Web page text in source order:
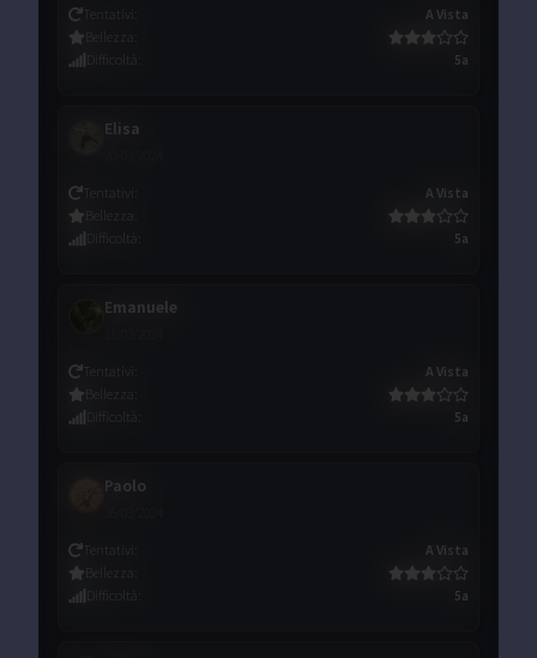
Tentativi :
A Vista
Bellezza :
Difficoltà : 5a
Elisa
Tentativi :
A Vista
Bellezza :
Difficoltà : 5a
Emanuele
Tentativi :
A Vista
Bellezza :
Difficoltà : 5a
Paolo
Tentativi :
A Vista
Bellezza :
Difficoltà : 5a